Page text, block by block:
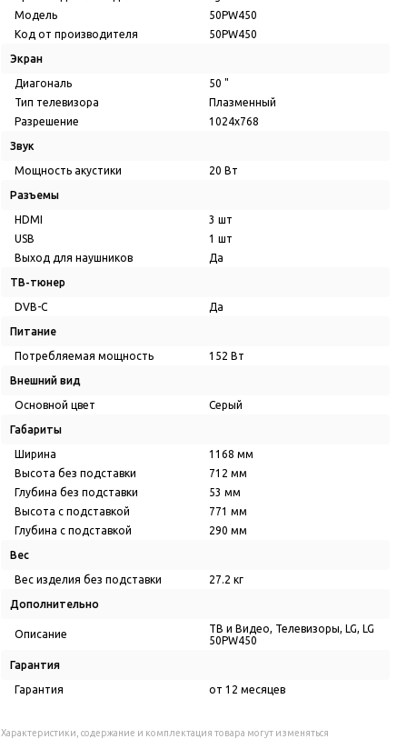
Модель
50PW450
Код от производителя
50PW450
Экран
Диагональ
50 "
Тип телевизора
Плазменный
Разрешение
1024x768
Звук
Мощность акустики 20 Вт
Разъемы
HDMI
3 шт
USB
1 шт
Выход для наушников
Да
ТВ-тюнер
DVB-C Да
Питание
Потребляемая мощность 152 Вт
Внешний вид
Основной цвет Серый
Габариты
Ширина
1168 мм
Высота без подставки
712 мм
Глубина без подставки
53 мм
Высота с подставкой
771 мм
Глубина с подставкой
290 мм
Вес
Вес изделия без подставки 27.2 кг
Дополнительно
Описание
ТВ и Видео, Телевизоры, LG, LG
50PW450
Гарантия
Гарантия от 12 месяцев
Характеристики, содержание и комплектация товара могут изменяться